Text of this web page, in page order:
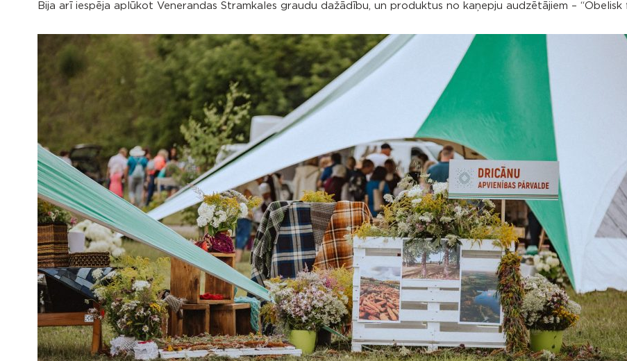
Bija arī iespēja aplūkot Venerandas Stramkales graudu dažādību, un produktus no kaņepju audzētājiem – “Obelisk